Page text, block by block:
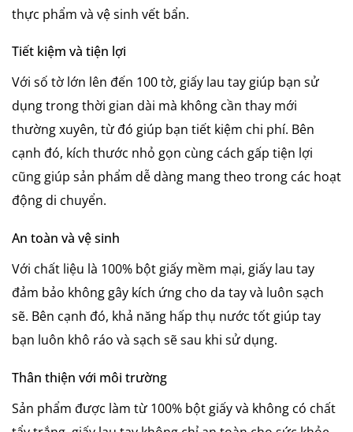
thực phẩm và vệ sinh vết bẩn.
Tiết kiệm và tiện lợi
Với số tờ lớn lên đến 100 tờ, giấy lau tay giúp bạn sử
dụng trong thời gian dài mà không cần thay mới
thường xuyên, từ đó giúp bạn tiết kiệm chi phí. Bên
cạnh đó, kích thước nhỏ gọn cùng cách gấp tiện lợi
cũng giúp sản phẩm dễ dàng mang theo trong các hoạt
động di chuyển.
An toàn và vệ sinh
Với chất liệu là 100% bột giấy mềm mại, giấy lau tay
đảm bảo không gây kích ứng cho da tay và luôn sạch
sẽ. Bên cạnh đó, khả năng hấp thụ nước tốt giúp tay
bạn luôn khô ráo và sạch sẽ sau khi sử dụng.
Thân thiện với môi trường
Sản phẩm được làm từ 100% bột giấy và không có chất